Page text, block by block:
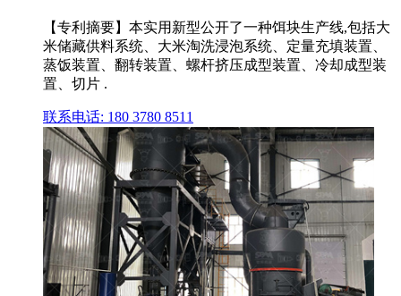
【专利摘要】本实用新型公开了一种饵块生产线,包括大
米储藏供料系统、大米淘洗浸泡系统、定量充填装置、
蒸饭装置、翻转装置、螺杆挤压成型装置、冷却成型装
置、切片 .
联系电话: 180 3780 8511